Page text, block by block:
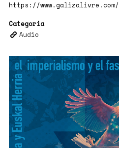
https://www.galizalivre.com/
Categoria
Audio